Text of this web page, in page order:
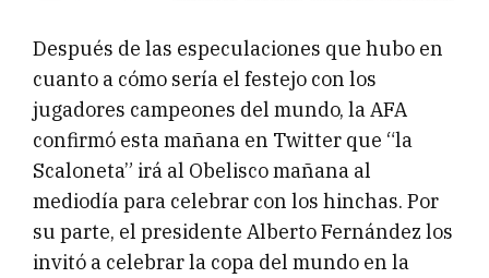
Después de las especulaciones que hubo en
cuanto a cómo sería el festejo con los
jugadores campeones del mundo, la AFA
confirmó esta mañana en Twitter que “la
Scaloneta” irá al Obelisco mañana al
mediodía para celebrar con los hinchas. Por
su parte, el presidente Alberto Fernández los
invitó a celebrar la copa del mundo en la